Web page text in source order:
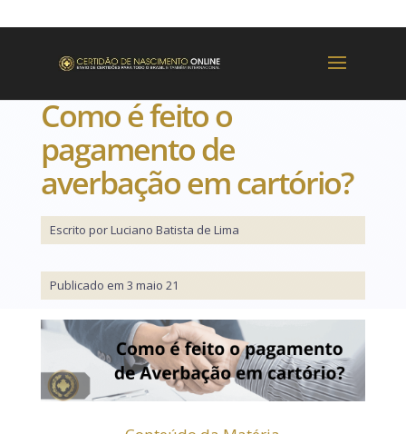
Como é feito o
pagamento de
averbação em cartório?
Escrito por Luciano Batista de Lima
Publicado em 3 maio 21